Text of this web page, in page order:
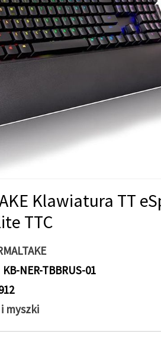
Klawiatura TT
TTC
KB-NER-TBBRUS-01
myszki